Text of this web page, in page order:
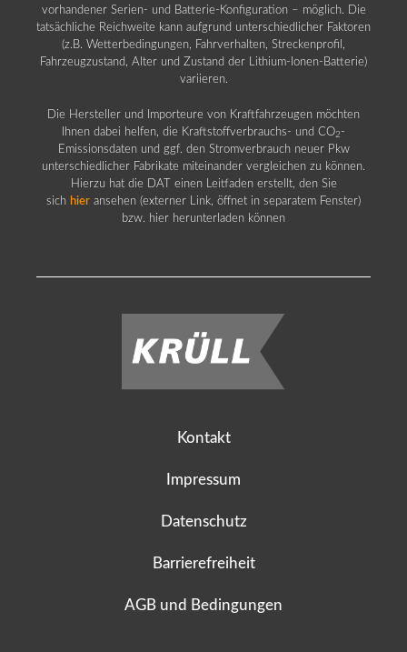
vorhandener Serien- und Batterie-Konfiguration – möglich. Die
tatsächliche Reichweite kann aufgrund unterschiedlicher Faktoren
(z.B. Wetterbedingungen, Fahrverhalten, Streckenprofil,
Fahrzeugzustand, Alter und Zustand der Lithium-Ionen-Batterie)
variieren.
Die Hersteller und Importeure von Kraftfahrzeugen möchten
Ihnen dabei helfen, die Kraftstoffverbrauchs- und CO2 -
Emissionsdaten und ggf. den Stromverbrauch neuer Pkw
unterschiedlicher Fabrikate miteinander vergleichen zu können.
Hierzu hat die DAT einen Leitfaden erstellt, den Sie
sich hier ansehen (externer Link, öffnet in separatem Fenster)
bzw. hier herunterladen können
Kontakt
Impressum
Datenschutz
Barrierefreiheit
AGB und Bedingungen